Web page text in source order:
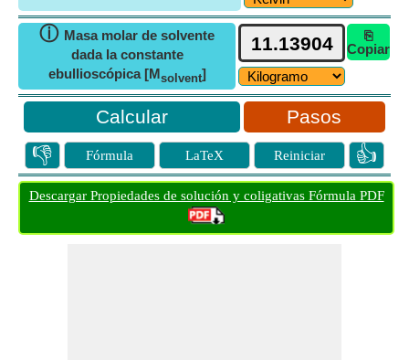
ⓘ Masa molar de solvente
dada la constante
ebullioscópica [Msolvent]
⎘
Copiar
Pasos
👎 Fórmula LaTeX Reiniciar 👍
Descargar Propiedades de solución y coligativas Fórmula PDF